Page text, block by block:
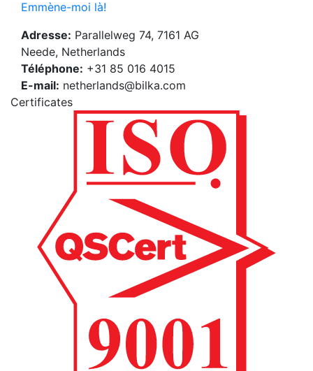
Emmène-moi là!
Adresse: Parallelweg 74, 7161 AG
Neede, Netherlands
Téléphone: +31 85 016 4015
E-mail: netherlands@bilka.com
Certificates